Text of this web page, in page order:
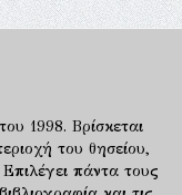
1998. Βρίσκεται
του θησείου,
πάντα τους